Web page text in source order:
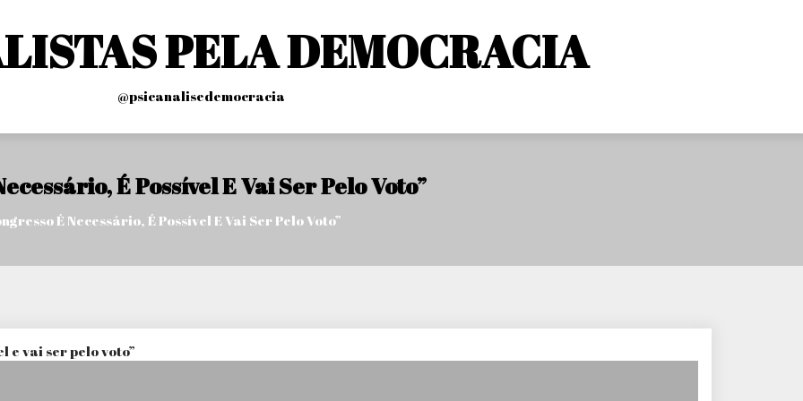
PELA DEMOCRACIA
@psicanalisedemocracia
É Possível E Vai Ser Pelo Voto”
É Necessário, É Possível E Vai Ser Pelo Voto”